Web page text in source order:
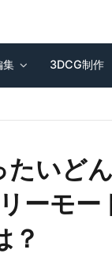
集 3DCG制作
いど
ーモー
？